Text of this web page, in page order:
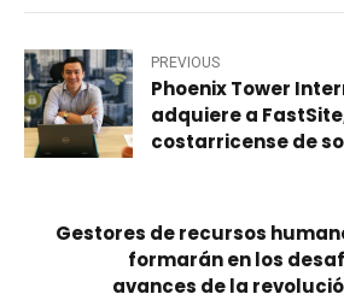
PREVIOUS
Phoenix Tower
adquiere a
costarricense de
Gestores de recursos
formarán en los
avances de la